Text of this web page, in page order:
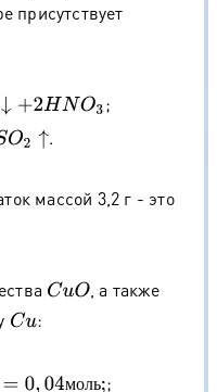
присутствует
;
.
массой 3,2 г - это
CuO
, а также
Cu :
моль
04 мо ль;n(Cu)=;